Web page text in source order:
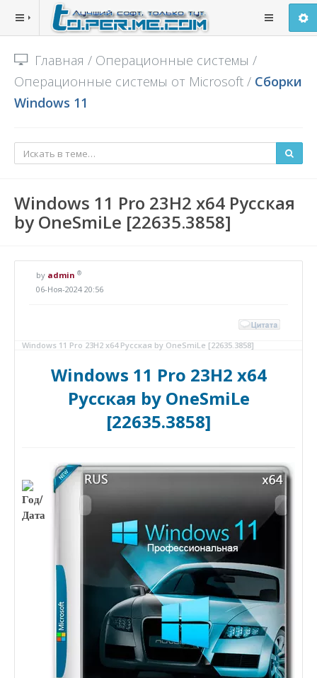
Главная / Операционные системы /
Операционные системы от Microsoft / Сборки
Windows 11
Windows 11 Pro 23H2 x64 Русская
by OneSmiLe [22635.3858]
by admin ®
06-Ноя-2024 20:56
Windows 11 Pro 23H2 x64 Русская by OneSmiLe [22635.3858]
Windows 11 Pro 23H2 x64
Русская by OneSmiLe
[22635.3858]
Год/
Дата